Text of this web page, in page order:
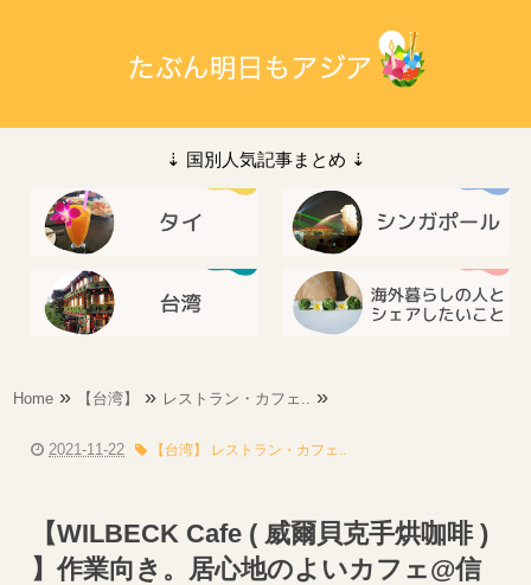
⇣ 国別人気記事まとめ ⇣
Home » 【台湾】 » レストラン・カフェ.. »
2021-11-22 【台湾】 レストラン・カフェ..
【WILBECK Cafe ( 威爾貝克手烘咖啡 )
】作業向き。居心地のよいカフェ@信